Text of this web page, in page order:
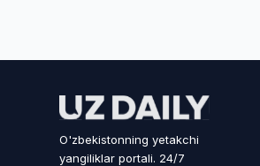
O'zbekistonning yetakchi
yangiliklar portali. 24/7